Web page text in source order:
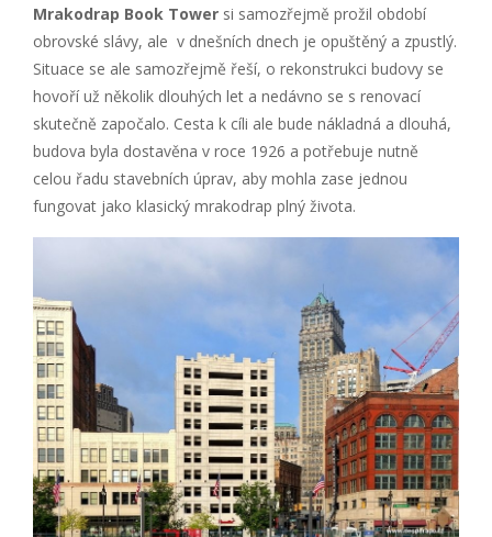
Mrakodrap Book Tower si samozřejmě prožil období
obrovské slávy, ale v dnešních dnech je opuštěný a zpustlý.
Situace se ale samozřejmě řeší, o rekonstrukci budovy se
hovoří už několik dlouhých let a nedávno se s renovací
skutečně započalo. Cesta k cíli ale bude nákladná a dlouhá,
budova byla dostavěna v roce 1926 a potřebuje nutně
celou řadu stavebních úprav, aby mohla zase jednou
fungovat jako klasický mrakodrap plný života.